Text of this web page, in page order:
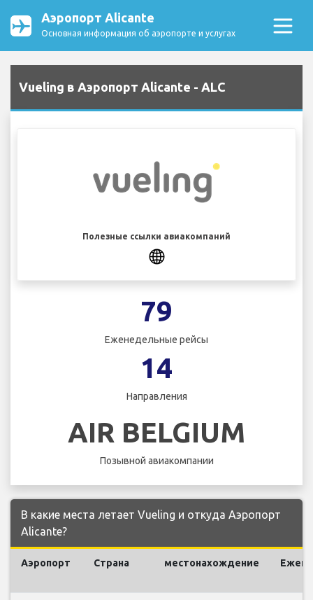
Аэропорт Alicante
Основная информация об аэропорте и услугах
Vueling в Аэропорт Alicante - ALC
Полезные ссылки авиакомпаний
79
Еженедельные рейсы
14
Направления
AIR BELGIUM
Позывной авиакомпании
В какие места летает Vueling и откуда Аэропорт
Alicante?
Аэропорт Страна местонахождение